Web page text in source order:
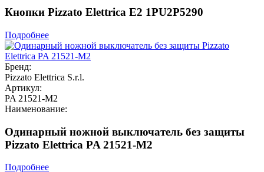
Кнопки Pizzato Elettrica E2 1PU2P5290
Подробнее
Бренд:
Pizzato Elettrica S.r.l.
Артикул:
PA 21521-M2
Наименование:
Одинарный ножной выключатель без защиты
Pizzato Elettrica PA 21521-M2
Подробнее